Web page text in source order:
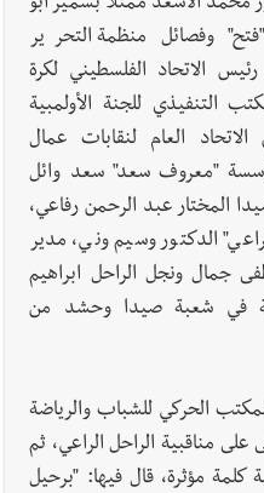
صيدا بإحرازه بطولة لبنان
وصور يشاركان في ورشة
وشباك الصيد المهملة
وفصائل منظمة التحرير
الاتحاد الفلسطيني لكرة
التنفيذي للجنة الأولمبية
العام لنقابات عمال
"معروف سعد" سعد وائل
المختار عبد الرحمن رفاعي،
الدكتور وسيم وني، مدير
جمال ونجل الراحل ابراهيم
في شعبة صيدا وحشد من
الحركي للشباب والرياضة
مناقبية الراحل الراعي، ثم
كلمة مؤثرة، قال فيها: "برحيل